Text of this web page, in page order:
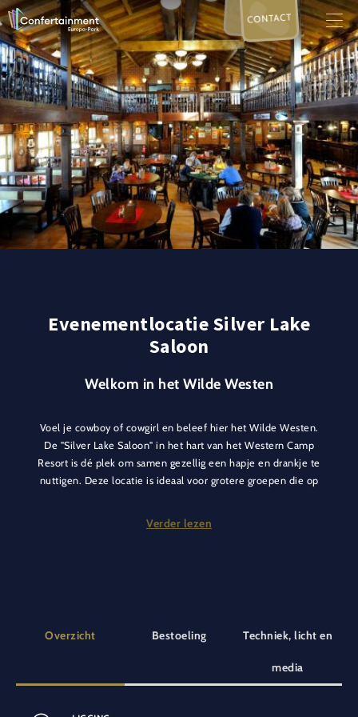
CONTACT
Evenementlocatie Silver Lake
Saloon
Welkom in het Wilde Westen
Voel je cowboy of cowgirl en beleef hier het Wilde Westen.
De "Silver Lake Saloon" in het hart van het Western Camp
Resort is dé plek om samen gezellig een hapje en drankje te
nuttigen. Deze locatie is ideaal voor grotere groepen die op
onze live countryzanger en zing je samen jullie favoriete
Verder lezen
Overzicht Bestoeling Techniek, licht en
media